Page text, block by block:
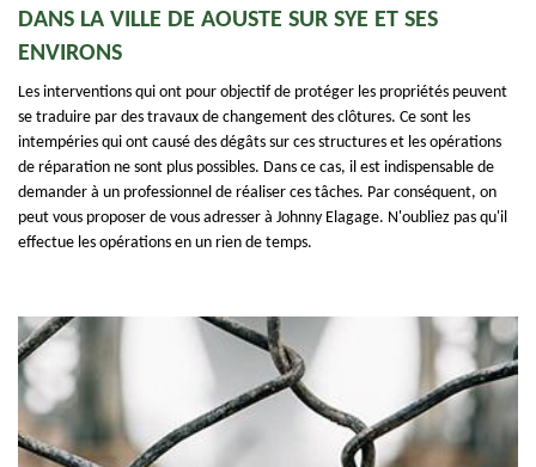
DANS LA VILLE DE AOUSTE SUR SYE ET SES
ENVIRONS
Les interventions qui ont pour objectif de protéger les propriétés peuvent
se traduire par des travaux de changement des clôtures. Ce sont les
intempéries qui ont causé des dégâts sur ces structures et les opérations
de réparation ne sont plus possibles. Dans ce cas, il est indispensable de
demander à un professionnel de réaliser ces tâches. Par conséquent, on
peut vous proposer de vous adresser à Johnny Elagage. N'oubliez pas qu'il
effectue les opérations en un rien de temps.